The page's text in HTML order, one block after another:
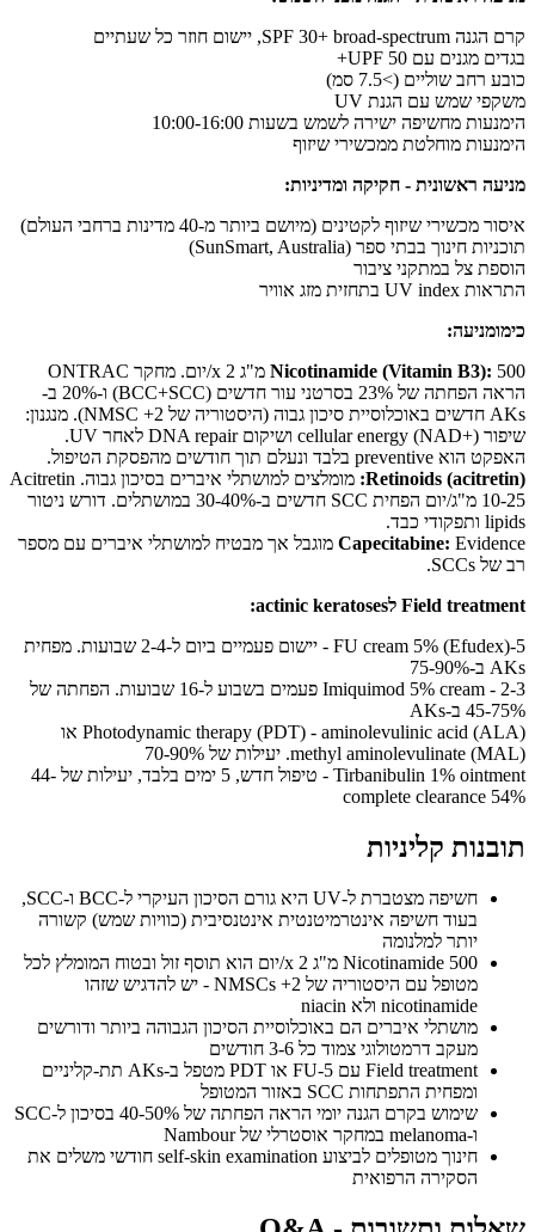
קרם הגנה SPF 30+ broad-spectrum, יישום חוזר כל שעתיים
בגדים מגנים עם UPF 50+
כובע רחב שוליים (>7.5 סמ)
משקפי שמש עם הגנת UV
הימנעות מחשיפה ישירה לשמש בשעות 10:00-16:00
הימנעות מוחלטת ממכשירי שיזוף
מניעה ראשונית - חקיקה ומדיניות:
איסור מכשירי שיזוף לקטינים (מיושם ביותר מ-40 מדינות ברחבי העולם)
תוכניות חינוך בבתי ספר (SunSmart, Australia)
הוספת צל במתקני ציבור
התראות UV index בתחזית מזג אוויר
כימומניעה:
Nicotinamide (Vitamin B3):
500 מ"ג x 2/יום. מחקר ONTRAC
הראה הפחתה של 23% בסרטני עור חדשים (BCC+SCC) ו-20% ב-
AKs חדשים באוכלוסיית סיכון גבוה (היסטוריה של 2+ NMSC). מנגנון:
שיפור cellular energy (NAD+) ושיקום DNA repair לאחר UV.
האפקט הוא preventive בלבד ונעלם תוך חודשים מהפסקת הטיפול.
Retinoids (acitretin):
מומלצים למושתלי איברים בסיכון גבוה. Acitretin
10-25 מ"ג/יום הפחית SCC חדשים ב-30-40% במושתלים. דורש ניטור
lipids ותפקודי כבד.
Capecitabine: Evidence מוגבל אך מבטיח למושתלי איברים עם מספר
רב של SCCs.
Field treatment לactinic keratoses:
5-FU cream 5% (Efudex) - יישום פעמיים ביום ל-2-4 שבועות. מפחית
AKs ב-75-90%
Imiquimod 5% cream - 2-3 פעמים בשבוע ל-16 שבועות. הפחתה של
45-75% ב-AKs
Photodynamic therapy (PDT) - aminolevulinic acid (ALA) או
methyl aminolevulinate (MAL). יעילות של 70-90%
Tirbanibulin 1% ointment - טיפול חדש, 5 ימים בלבד, יעילות של 44-
54% complete clearance
תובנות קליניות
חשיפה מצטברת ל-UV היא גורם הסיכון העיקרי ל-BCC ו-SCC,
בעוד חשיפה אינטרמיטנטית אינטנסיבית (כוויות שמש) קשורה
יותר למלנומה
Nicotinamide 500 מ"ג x 2/יום הוא תוסף זול ובטוח המומלץ לכל
מטופל עם היסטוריה של 2+ NMSCs - יש להדגיש שזהו
nicotinamide ולא niacin
מושתלי איברים הם באוכלוסיית הסיכון הגבוהה ביותר ודורשים
מעקב דרמטולוגי צמוד כל 3-6 חודשים
Field treatment עם 5-FU או PDT מטפל ב-AKs תת-קליניים
ומפחית התפתחות SCC באזור המטופל
שימוש בקרם הגנה יומי הראה הפחתה של 40-50% בסיכון ל-SCC
ו-melanoma במחקר אוסטרלי של Nambour
חינוך מטופלים לביצוע self-skin examination חודשי משלים את
הסקירה הרפואית